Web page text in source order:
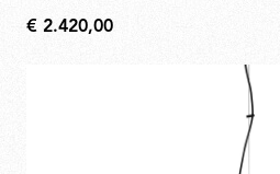
€
€ 2.420,00